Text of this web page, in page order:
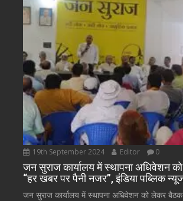
19th September 2024 Editor 0
जन सुराज कार्यालय में स्थापना अधिवेशन
“हर खबर पर पैनी नजर”, इंडिया पब्लिक
जन सुराज कार्यालय में स्थापना अधिवेशन को लेकर